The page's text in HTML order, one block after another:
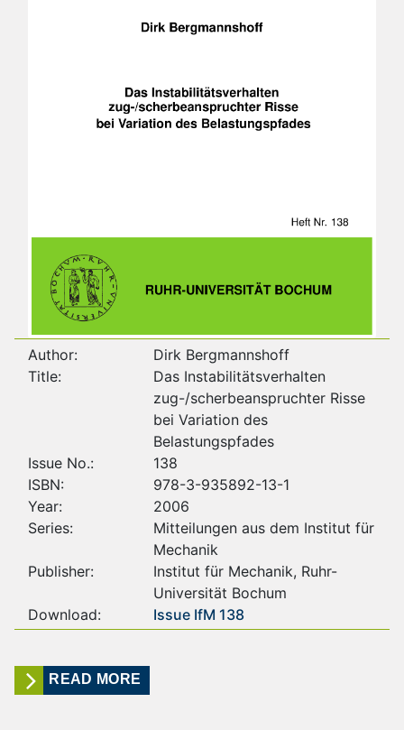
Author:
Dirk Bergmannshoff
Title:
Das Instabilitätsverhalten
zug-/scherbeanspruchter Risse
bei Variation des
Belastungspfades
Issue No.:
138
ISBN:
978-3-935892-13-1
Year:
2006
Series:
Mitteilungen aus dem Institut für
Mechanik
Publisher:
Institut für Mechanik, Ruhr-
Universität Bochum
Download:
Issue IfM 138
READ MORE